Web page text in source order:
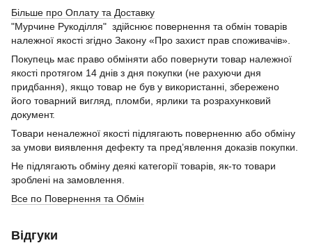
Більше про Оплату та Доставку
"Мурчине Рукоділля" здійснює повернення та обмін товарів
належної якості згідно Закону «Про захист прав споживачів».
Покупець має право обміняти або повернути товар належної
якості протягом 14 днів з дня покупки (не рахуючи дня
придбання), якщо товар не був у використанні, збережено
його товарний вигляд, пломби, ярлики та розрахунковий
документ.
Товари неналежної якості підлягають поверненню або обміну
за умови виявлення дефекту та пред’явлення доказів покупки.
Не підлягають обміну деякі категорії товарів, як-то товари
зроблені на замовлення.
Все по Повернення та Обмін
Відгуки